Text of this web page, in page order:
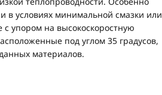
в условиях минимальной смазки или
с упором на высокоскоростную
под углом 35 градусов,
материалов.